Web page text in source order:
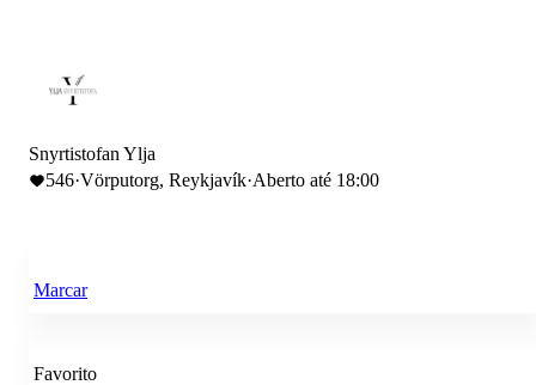
Snyrtistofan Ylja
546·Vörputorg, Reykjavík·Aberto até 18:00
Marcar
Favorito